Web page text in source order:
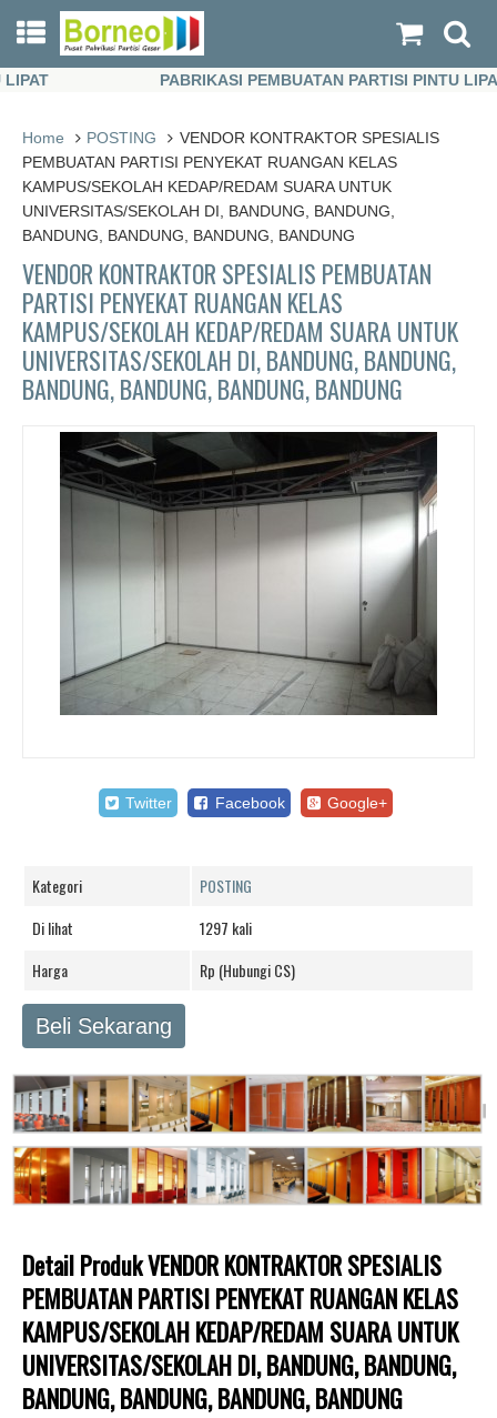
PABRIKASI PEMBUATAN PARTISI PINTU LIPAT
Home
POSTING
VENDOR KONTRAKTOR SPESIALIS
PEMBUATAN PARTISI PENYEKAT RUANGAN KELAS
KAMPUS/SEKOLAH KEDAP/REDAM SUARA UNTUK
UNIVERSITAS/SEKOLAH DI, BANDUNG, BANDUNG,
BANDUNG, BANDUNG, BANDUNG, BANDUNG
VENDOR KONTRAKTOR SPESIALIS PEMBUATAN
PARTISI PENYEKAT RUANGAN KELAS
KAMPUS/SEKOLAH KEDAP/REDAM SUARA UNTUK
UNIVERSITAS/SEKOLAH DI, BANDUNG, BANDUNG,
BANDUNG, BANDUNG, BANDUNG, BANDUNG
Twitter Facebook Google+
Kategori
POSTING
Di lihat
1297 kali
Harga
Rp (Hubungi CS)
Beli Sekarang
Detail Produk VENDOR KONTRAKTOR SPESIALIS
PEMBUATAN PARTISI PENYEKAT RUANGAN KELAS
KAMPUS/SEKOLAH KEDAP/REDAM SUARA UNTUK
UNIVERSITAS/SEKOLAH DI, BANDUNG, BANDUNG,
BANDUNG, BANDUNG, BANDUNG, BANDUNG